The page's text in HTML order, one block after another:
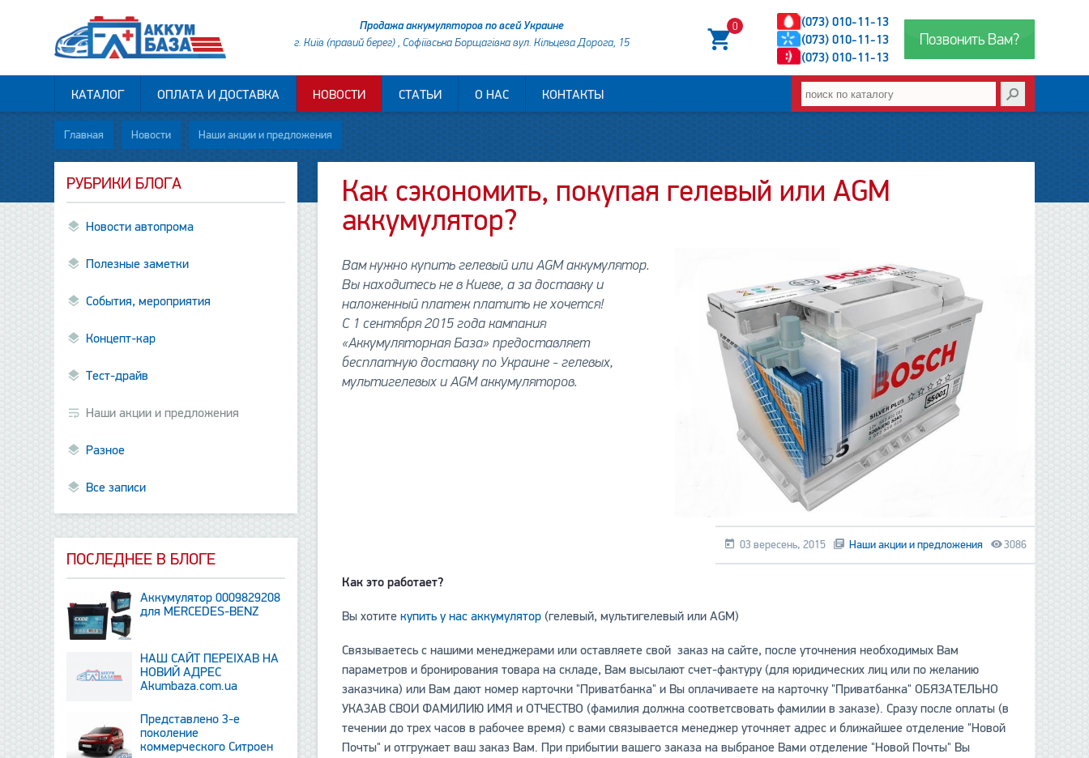
Позвонить Вам?
(073) 010-11-13
(073) 010-11-13
(073) 010-11-13
0
Продажа аккумуляторов по всей Украине
г. Київ (правий берег) , Софіївська Борщагівка вул. Кільцева Дорога, 15
КАТАЛОГ ОПЛАТА И ДОСТАВКА НОВОСТИ СТАТЬИ О НАС КОНТАКТЫ
Главная Новости Наши акции и предложения
Как сэкономить, покупая гелевый или AGM
аккумулятор?
Вам нужно купить гелевый или AGM аккумулятор.
Вы находитесь не в Киеве, а за доставку и
наложенный платеж платить не хочется!
С 1 сентября 2015 года кампания
«Аккумуляторная База» предоставляет
бесплатную доставку по Украине - гелевых,
мультигелевых и AGM аккумуляторов.
03 вересень, 2015 Наши акции и предложения 3086
Как это работает?
Вы хотитекупить у нас аккумулятор (гелевый, мультигелевый или AGM)
Связываетесь с нашими менеджерами или оставляете свой заказ на сайте, после уточнения необходимых Вам
параметров и бронирования товара на складе, Вам высылают счет-фактуру (для юридических лиц или по желанию
заказчика) или Вам дают номер карточки "Приватбанка" и Вы оплачиваете на карточку "Приватбанка" ОБЯЗАТЕЛЬНО
УКАЗАВ СВОИ ФАМИЛИЮ ИМЯ и ОТЧЕСТВО (фамилия должна соответсвовать фамилии в заказе). Сразу после оплаты (в
течении до трех часов в рабочее время) с вами связывается менеджер уточняет адрес и ближайшее отделение "Новой
Почты" и отгружает ваш заказ Вам. При прибытии вашего заказа на выбраное Вами отделение "Новой Почты" Вы
РУБРИКИ БЛОГА
Новости автопрома
Полезные заметки
События, мероприятия
Концепт-кар
Тест-драйв
Наши акции и предложения
Разное
Все записи
ПОСЛЕДНЕЕ В БЛОГЕ
Аккумулятор 0009829208
для MERCEDES-BENZ
НАШ САЙТ ПЕРЕЇХАВ НА
НОВИЙ АДРЕС
Аkumbaza.com.ua
Представлено 3-е
поколение
коммерческого Ситроен